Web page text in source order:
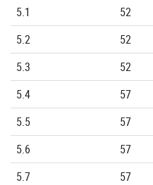
5.1
52
5.2
52
5.3
52
5.4
57
5.5
57
5.6
57
5.7
57